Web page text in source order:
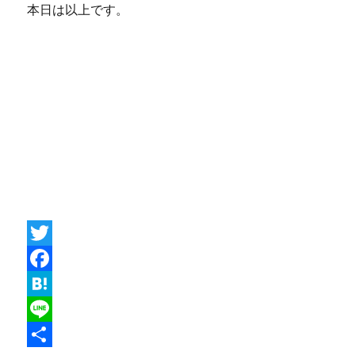
本日は以上です。
T
w
i
F
a
c
H
aL